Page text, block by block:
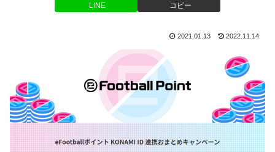
LINE コピー
2021.01.13 2022.11.14